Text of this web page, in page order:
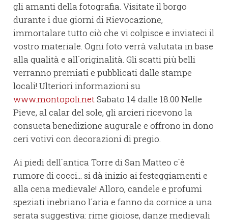
gli amanti della fotografia. Visitate il borgo
durante i due giorni di Rievocazione,
immortalare tutto ciò che vi colpisce e inviateci il
vostro materiale. Ogni foto verrà valutata in base
alla qualità e all´originalità. Gli scatti più belli
verranno premiati e pubblicati dalle stampe
locali! Ulteriori informazioni su
www.montopoli.netSabato 14 dalle 18.00 Nelle
Pieve, al calar del sole, gli arcieri ricevono la
consueta benedizione augurale e offrono in dono
ceri votivi con decorazioni di pregio.
Ai piedi dell´antica Torre di San Matteo c´è
rumore di cocci... si dà inizio ai festeggiamenti e
alla cena medievale! Alloro, candele e profumi
speziati inebriano l´aria e fanno da cornice a una
serata suggestiva: rime gioiose, danze medievali